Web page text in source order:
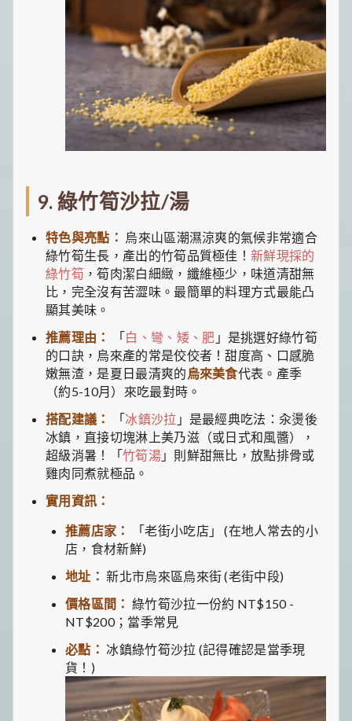
9. 綠竹筍沙拉/湯
特色與亮點： 烏來山區潮濕涼爽的氣候非常適合
綠竹筍生長，產出的竹筍品質極佳！新鮮現採的
綠竹筍，筍肉潔白細緻，纖維極少，味道清甜無
比，完全沒有苦澀味。最簡單的料理方式最能凸
顯其美味。
推薦理由：
「白、彎、矮、肥 」是挑選好綠竹筍
的口訣，烏來產的常是佼佼者！甜度高、口感脆
嫩無渣，是夏日最清爽的 烏來美食代表。產季
（約5-10月）來吃最對時。
搭配建議：
「冰鎮沙拉 」是最經典吃法：汆燙後
冰鎮，直接切塊淋上美乃滋（或日式和風醬），
超級消暑！「竹筍湯」則鮮甜無比，放點排骨或
雞肉同煮就極品。
實用資訊：
推薦店家：
「老街小吃店」 (在地人常去的小
店，食材新鮮)
地址： 新北市烏來區烏來街 (老街中段)
價格區間： 綠竹筍沙拉一份約 NT$150 -
NT$200；當季常見
必點： 冰鎮綠竹筍沙拉 (記得確認是當季現
貨！)